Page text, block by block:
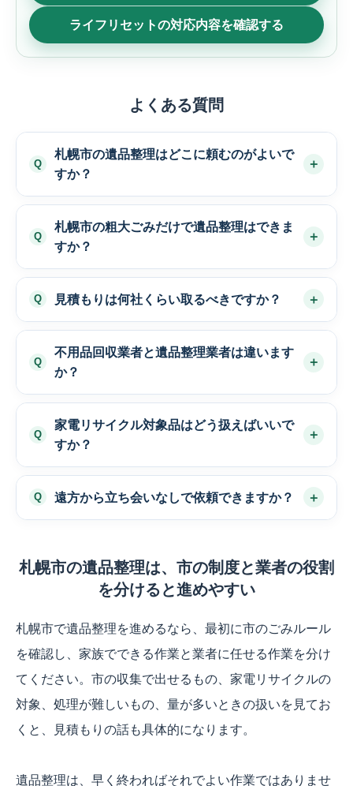
ライフリセットの対応内容を確認する
よくある質問
札幌市の遺品整理はどこに頼むのがよいで
すか？
札幌市の粗大ごみだけで遺品整理はできま
すか？
見積もりは何社くらい取るべきですか？
不用品回収業者と遺品整理業者は違います
か？
家電リサイクル対象品はどう扱えばいいで
すか？
遠方から立ち会いなしで依頼できますか？
札幌市の遺品整理は、市の制度と業者の役割
を分けると進めやすい
札幌市で遺品整理を進めるなら、最初に市のごみルール
を確認し、家族でできる作業と業者に任せる作業を分け
てください。市の収集で出せるもの、家電リサイクルの
対象、処理が難しいもの、量が多いときの扱いを見てお
くと、見積もりの話も具体的になります。
遺品整理は、早く終わればそれでよい作業ではありませ